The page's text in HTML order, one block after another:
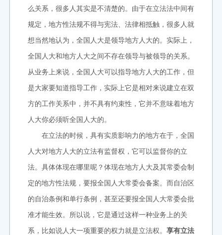
么关系，很多人其实是不清楚的。由于在立法法中间有
规定，地方性法规不得与宪法、法律相抵触，很多人就
想当然地认为，全国人大是领导地方人大的。实际上，
全国人大和地方人大之间不存在领导与被领导的关系。
从业务上来说，全国人大可以指导地方人大的工作，但
是大家要知道指导工作，实际上它是相对来说建立在双
方的工作关系中，并不具有约束性，它并不意味着地方
人大你必须听全国人大的。
在立法的时候，具有实质影响力的地方在于，全国
人大对地方人大的立法有监督权，它可以监督你的立
法。具体体现在哪里呢？体现在地方人大及其常委会制
定的地方性法规，要报全国人大常委会备案。而自治区
的自治条例和单行条例，甚至还要报全国人大常委会批
准才能生效。所以说，它是通过这样一种业务上的关
系，比如说人大一项重要的权力就是立法权。 享有立法